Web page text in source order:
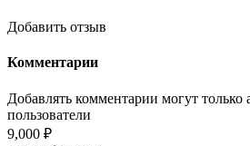
Добавить отзыв
Комментарии
Добавлять комментарии могут только
пользователи
9,000 ₽